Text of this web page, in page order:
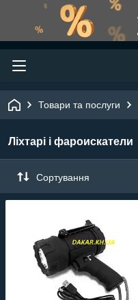
Товари та послуги
Ліхтарі і фароискатели
Сортування